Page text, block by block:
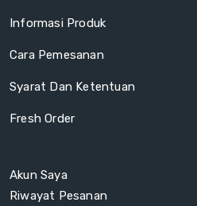
Informasi Produk
Cara Pemesanan
Syarat Dan Ketentuan
Fresh Order
Akun Saya
Riwayat Pesanan